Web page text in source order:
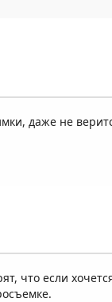
даже не
что если